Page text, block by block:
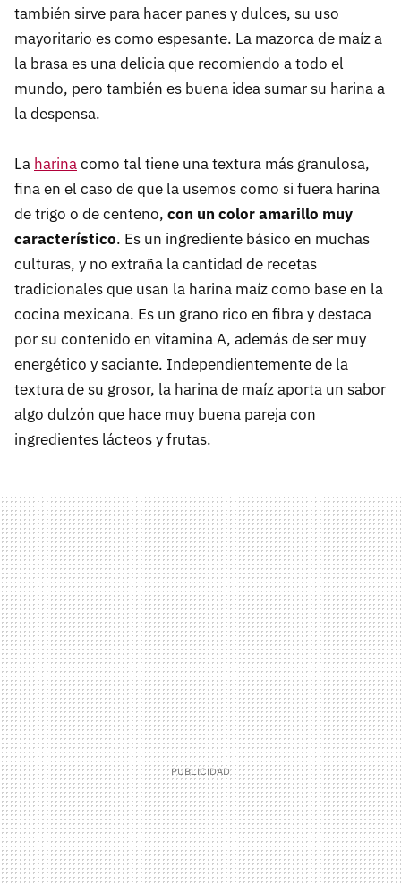
también sirve para hacer panes y dulces, su uso
mayoritario es como espesante. La mazorca de maíz a
la brasa es una delicia que recomiendo a todo el
mundo, pero también es buena idea sumar su harina a
la despensa.
La harinacomo tal tiene una textura más granulosa,
fina en el caso de que la usemos como si fuera harina
de trigo o de centeno, con un color amarillo muy
característico. Es un ingrediente básico en muchas
culturas, y no extraña la cantidad de recetas
tradicionales que usan la harina maíz como base en la
cocina mexicana. Es un grano rico en fibra y destaca
por su contenido en vitamina A, además de ser muy
energético y saciante. Independientemente de la
textura de su grosor, la harina de maíz aporta un sabor
algo dulzón que hace muy buena pareja con
ingredientes lácteos y frutas.